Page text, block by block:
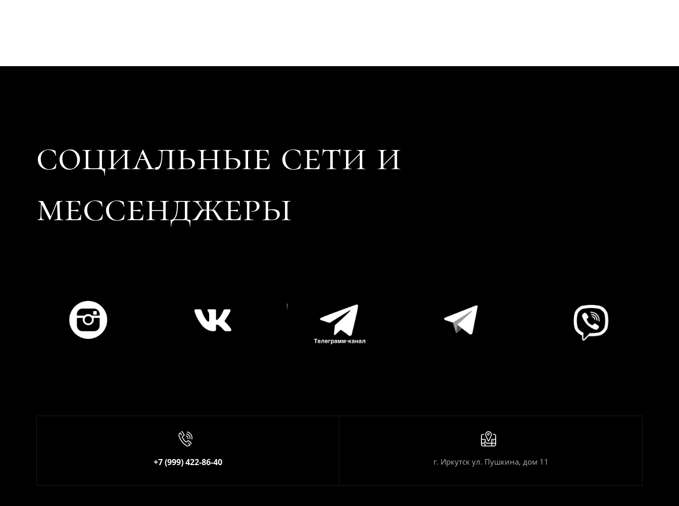
социальные сети и
мессенджеры
+7 (999) 422-86-40 г. Иркутск ул. Пушкина, дом 11